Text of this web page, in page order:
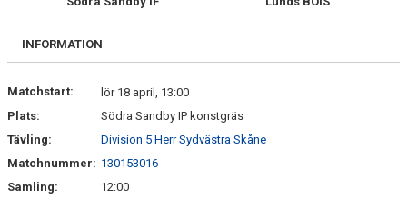
INFORMATION
Matchstart:
lör 18 april, 13:00
Plats:
Södra Sandby IP konstgräs
Tävling:
Division 5 Herr Sydvästra Skåne
Matchnummer: 130153016
Samling:
12:00